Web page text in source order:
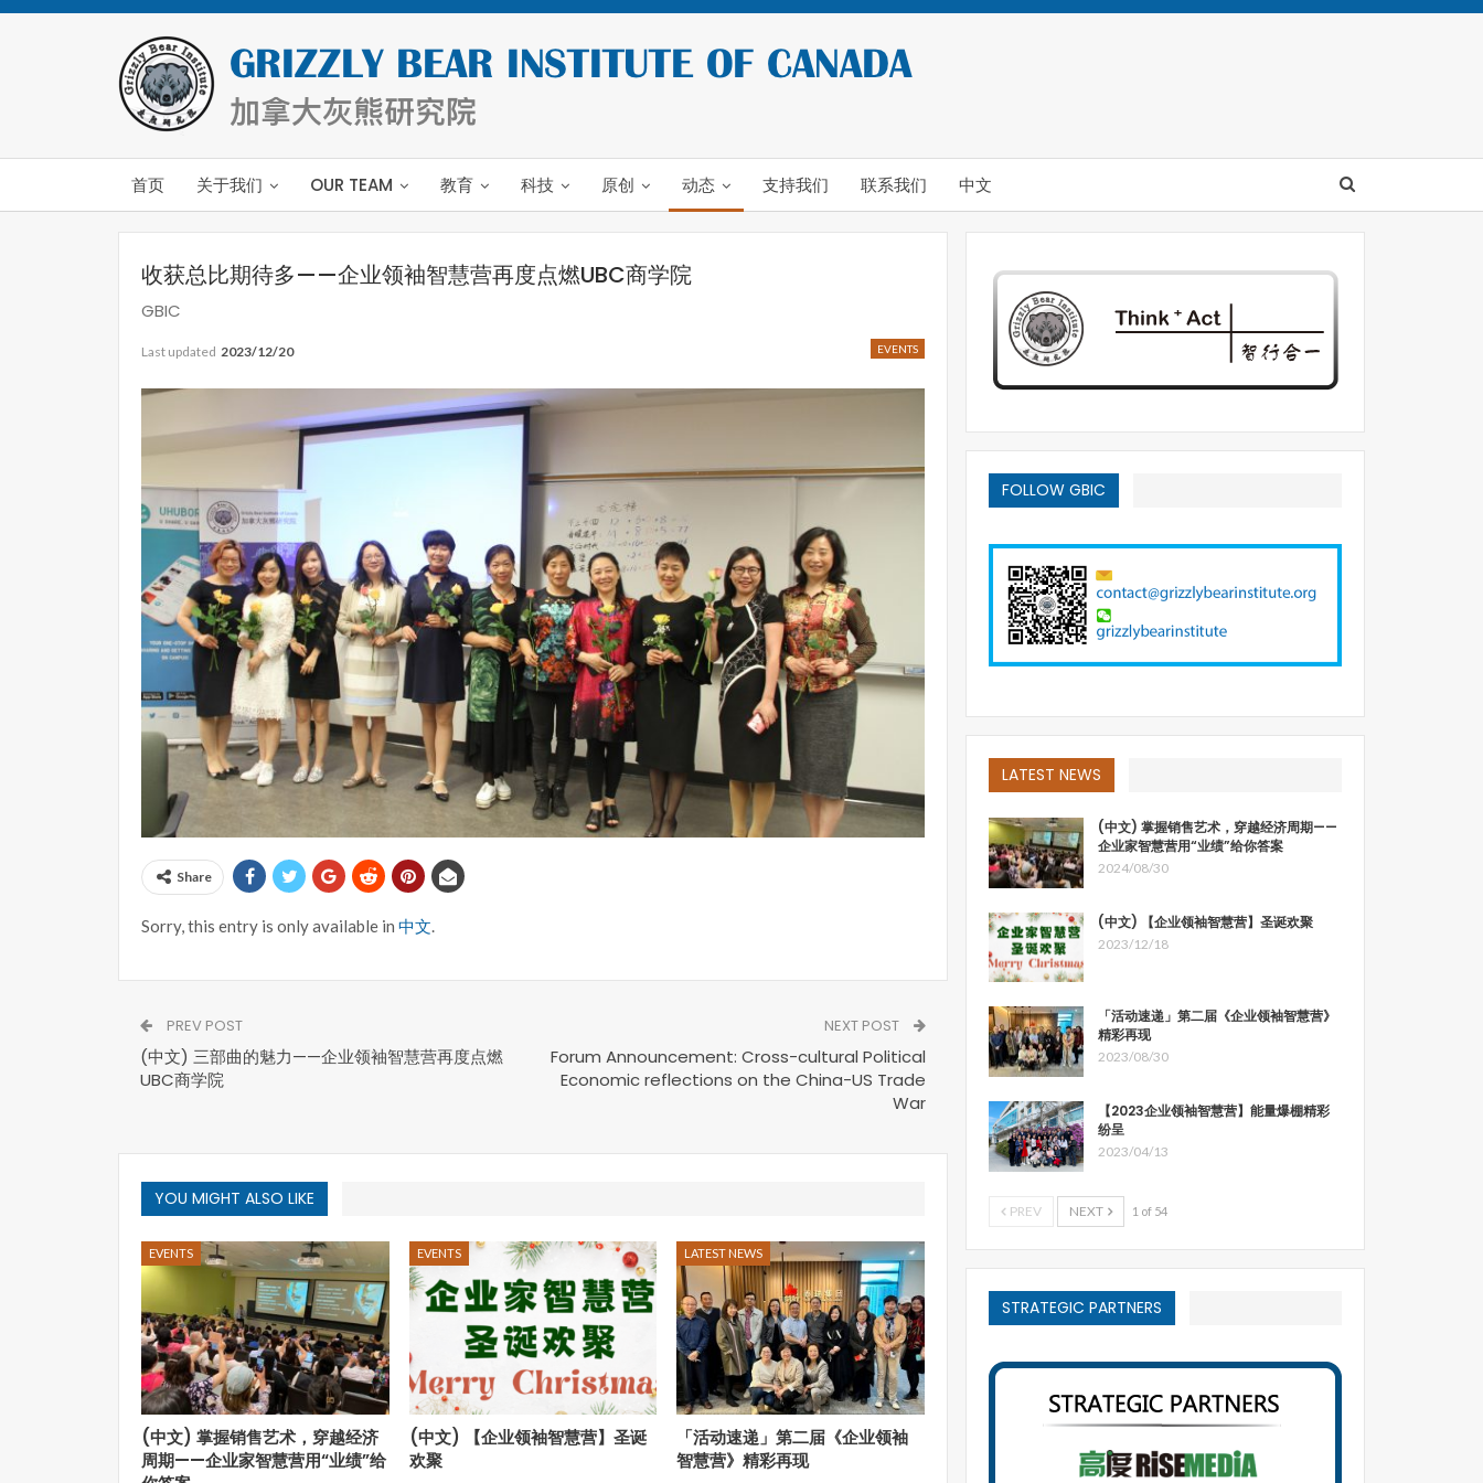
首页 关于我们 OUR TEAM 教育 科技 原创 动态 支持我们 联系我们 中文
收获总比期待多——企业领袖智慧营再度点燃UBC商学院
GBIC
EVENTS
Last updated 2023/12/20
Share
Sorry, this entry is only available in 中文.
PREV POST
(中文) 三部曲的魅力——企业领袖智慧营再度点燃
UBC商学院
NEXT POST
Forum Announcement: Cross-cultural Political
Economic reflections on the China-US Trade
War
YOU MIGHT ALSO LIKE
EVENTS
(中文) 掌握销售艺术，穿越经济
周期——企业家智慧营用“业绩”给
EVENTS
(中文) 【企业领袖智慧营】圣诞
欢聚
LATEST NEWS
「活动速递」第二届《企业领袖
智慧营》精彩再现
FOLLOW GBIC
LATEST NEWS
(中文) 掌握销售艺术，穿越经济周期——
企业家智慧营用“业绩”给你答案
2024/08/30
(中文) 【企业领袖智慧营】圣诞欢聚
2023/12/18
「活动速递」第二届《企业领袖智慧营》
精彩再现
2023/08/30
【2023企业领袖智慧营】能量爆棚精彩
纷呈
2023/04/13
PREV NEXT 1 of 54
STRATEGIC PARTNERS